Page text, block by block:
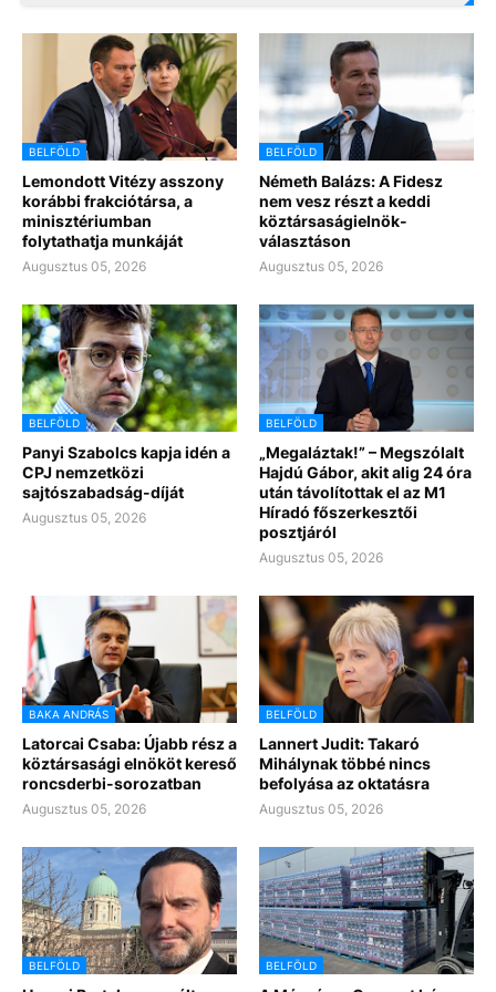
BELFÖLD
Lemondott Vitézy asszony
korábbi frakciótársa, a
minisztériumban
folytathatja munkáját
Augusztus 05, 2026
BELFÖLD
Németh Balázs: A Fidesz
nem vesz részt a keddi
köztársaságielnök-
választáson
Augusztus 05, 2026
BELFÖLD
Panyi Szabolcs kapja idén a
CPJ nemzetközi
sajtószabadság-díját
Augusztus 05, 2026
BELFÖLD
„Megaláztak!” – Megszólalt
Hajdú Gábor, akit alig 24 óra
után távolítottak el az M1
Híradó főszerkesztői
posztjáról
Augusztus 05, 2026
BAKA ANDRÁS
Latorcai Csaba: Újabb rész a
köztársasági elnököt kereső
roncsderbi-sorozatban
Augusztus 05, 2026
BELFÖLD
Lannert Judit: Takaró
Mihálynak többé nincs
befolyása az oktatásra
Augusztus 05, 2026
BELFÖLD BELFÖLD